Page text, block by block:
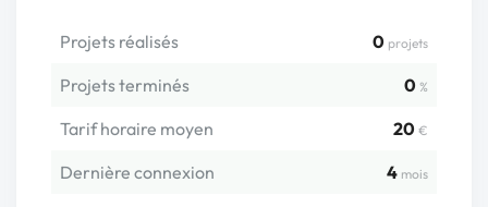
Projets réalisés 0 projets
Projets terminés 0 %
Tarif horaire moyen 20 €
Dernière connexion 4 mois